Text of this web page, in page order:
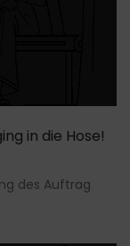
in die Hose!
des Auftrag